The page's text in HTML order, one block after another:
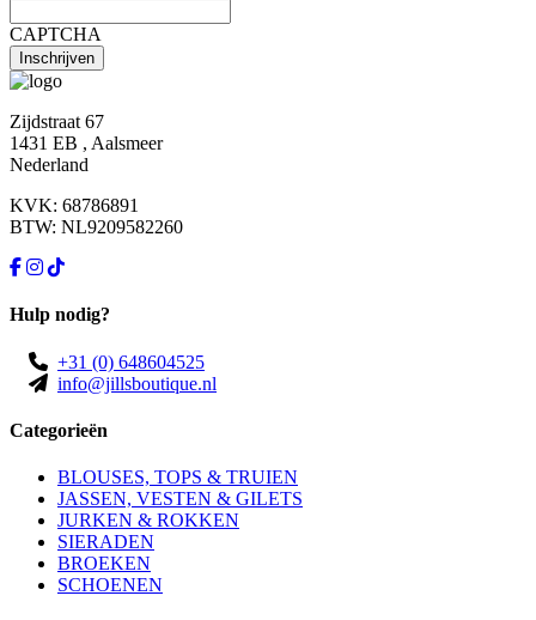
CAPTCHA
Zijdstraat 67
1431 EB , Aalsmeer
Nederland
KVK: 68786891
BTW: NL9209582260
Hulp nodig?
+31 (0) 648604525
info@jillsboutique.nl
Categorieën
BLOUSES, TOPS & TRUIEN
JASSEN, VESTEN & GILETS
JURKEN & ROKKEN
SIERADEN
BROEKEN
SCHOENEN